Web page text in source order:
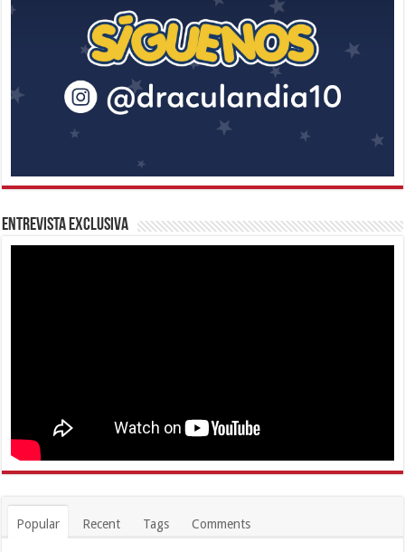
Entrevista Exclusiva
Popular Recent Tags Comments